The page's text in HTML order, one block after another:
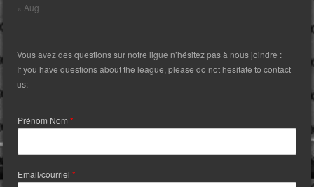
« Aug
Vous avez des questions sur notre ligue n’hésitez pas à nous joindre :
If you have questions about the league, please do not hesitate to contact
us:
Prénom Nom*
Email/courriel*